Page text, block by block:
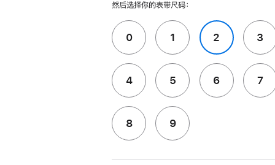
然后选择你的表带尺码：
0 1 2 3
4 5 6 7
8 9